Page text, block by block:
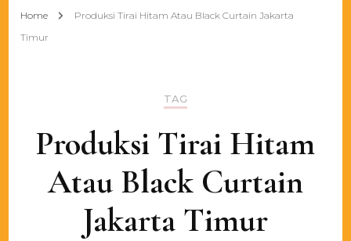
Home
Produksi Tirai Hitam Atau Black Curtain Jakarta
Timur
TAG
Produksi Tirai Hitam
Atau Black Curtain
Jakarta Timur